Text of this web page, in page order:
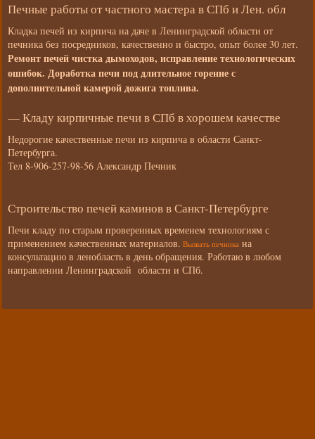
Печные работы от частного мастера в СПб и Лен. обл
Кладка печей из кирпича на даче в Ленинградской области от
печника без посредников, качественно и быстро, опыт более 30 лет.
Ремонт печей чистка дымоходов, исправление технологических
ошибок. Доработка печи под длительное горение с
дополнительной камерой дожига топлива.
— Кладу кирпичные печи в СПб в хорошем качестве
Недорогие качественные печи из кирпича в области Санкт-
Петербурга.
Тел 8-906-257-98-56 Александр Печник
Строительство печей каминов в Санкт-Петербурге
Печи кладу по старым проверенных временем технологиям с
применением качественных материалов. Вызвать печника на
консультацию в ленобласть в день обращения. Работаю в любом
направлении Ленинградской области и СПб.